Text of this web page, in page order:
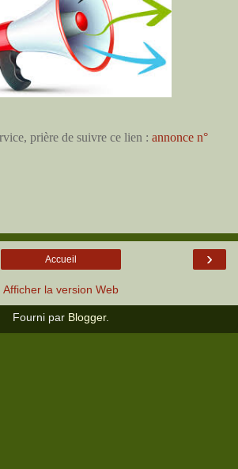
prière de suivre ce lien : annonce n°
›
Accueil
Afficher la version Web
Fourni par Blogger.